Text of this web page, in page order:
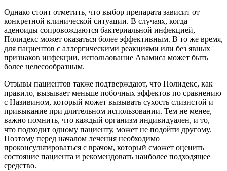
Однако стоит отметить, что выбор препарата зависит от
конкретной клинической ситуации. В случаях, когда
аденоиды сопровождаются бактериальной инфекцией,
Полидекс может оказаться более эффективным. В то же время,
для пациентов с аллергическими реакциями или без явных
признаков инфекции, использование Авамиса может быть
более целесообразным.
Отзывы пациентов также подтверждают, что Полидекс, как
правило, вызывает меньше побочных эффектов по сравнению
с Називином, который может вызывать сухость слизистой и
привыкание при длительном использовании. Тем не менее,
важно помнить, что каждый организм индивидуален, и то,
что подходит одному пациенту, может не подойти другому.
Поэтому перед началом лечения необходимо
проконсультироваться с врачом, который сможет оценить
состояние пациента и рекомендовать наиболее подходящее
средство.